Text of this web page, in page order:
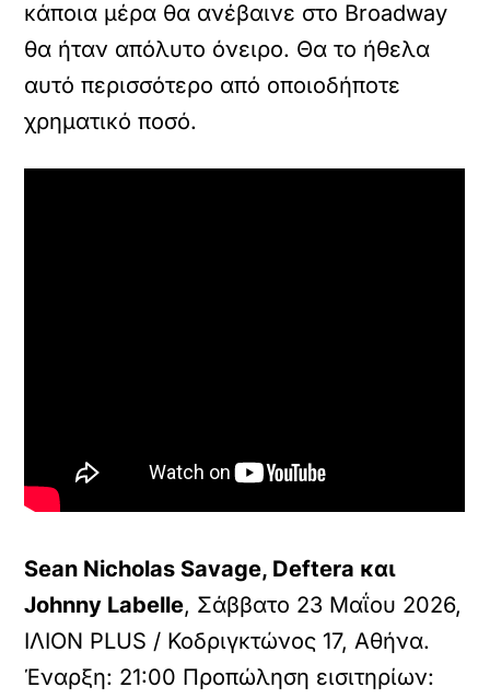
κάποια μέρα θα ανέβαινε στο Broadway
θα ήταν απόλυτο όνειρο. Θα το ήθελα
αυτό περισσότερο από οποιοδήποτε
χρηματικό ποσό.
Sean Nicholas Savage, Deftera και
Johnny Labelle, Σάββατο 23 Μαΐου 2026,
ΙΛΙΟΝ PLUS / Κοδριγκτώνος 17, Αθήνα.
Έναρξη: 21:00 Προπώληση εισιτηρίων: